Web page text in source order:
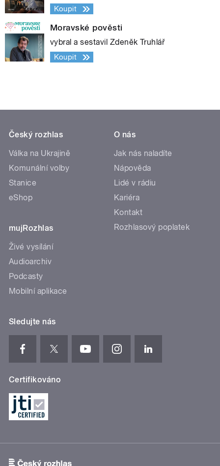
Koupit
Moravské pověsti
vybral a sestavil Zdeněk Truhlář
Koupit
Český rozhlas
Válka na Ukrajině
Komunální volby
Stanice
eShop
mujRozhlas
Živé vysílání
Audioarchiv
Podcasty
Mobilní aplikace
O nás
Jak nás naladíte
Nápověda
Lidé v rádiu
Kariéra
Kontakt
Rozhlasový poplatek
Sledujte nás
Certifikováno